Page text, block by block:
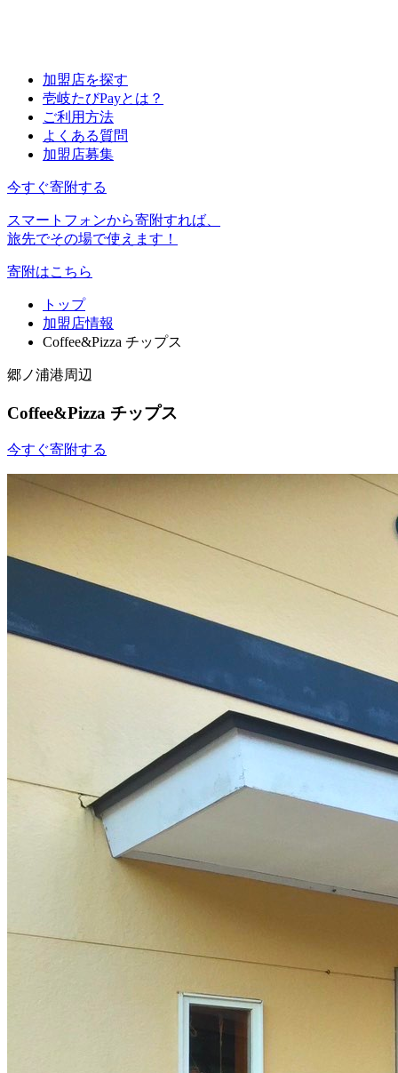
加盟店を探す
壱岐たびPayとは？
ご利用方法
よくある質問
加盟店募集
今すぐ寄附する
スマートフォンから寄附すれば、
旅先でその場で使えます！
寄附はこちら
トップ
加盟店情報
Coffee&Pizza チップス
郷ノ浦港周辺
Coffee&Pizza チップス
今すぐ寄附する